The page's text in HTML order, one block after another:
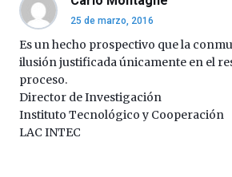
25 de marzo, 2016
Es un hecho prospectivo que la
ilusión justificada únicamente en el
proceso.
Director de Investigación
Instituto Tecnológico y Cooperación
LAC INTEC